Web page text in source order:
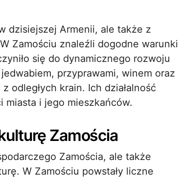
dzisiejszej Armenii, ale także z
Zamościu znaleźli dogodne warunki
się do dynamicznego rozwoju
przyprawami, winem oraz
odległych krain. Ich działalność
miasta i jego mieszkańców.
Zamościa
Zamościa, ale także
W Zamościu powstały liczne